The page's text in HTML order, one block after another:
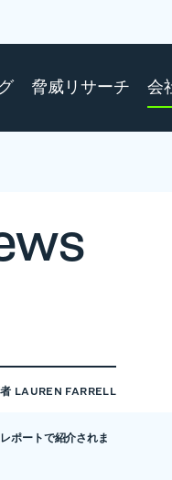
脅威リサーチ 会
LAUREN FARRELL
ポートで紹介されま